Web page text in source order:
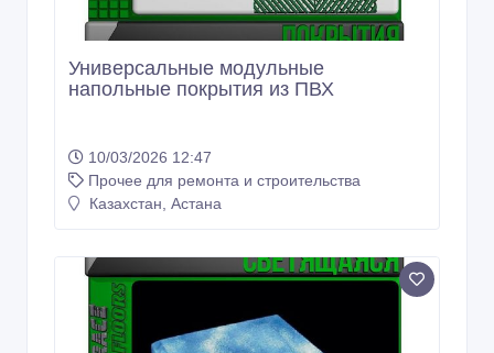
Универсальные модульные
напольные покрытия из ПВХ
10/03/2026 12:47
Прочее для ремонта и строительства
Казахстан, Астана